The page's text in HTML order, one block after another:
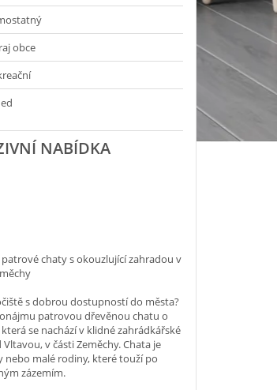
obce
NABÍDKA
chaty s okouzlující zahradou v
s dobrou dostupností do města?
patrovou dřevěnou chatu o
se nachází v klidné zahrádkářské
v části Zeměchy. Chata je
nebo malé rodiny, které touží po
zázemím.